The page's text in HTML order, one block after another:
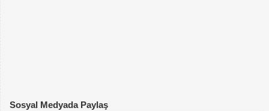
Sosyal Medyada Paylaş